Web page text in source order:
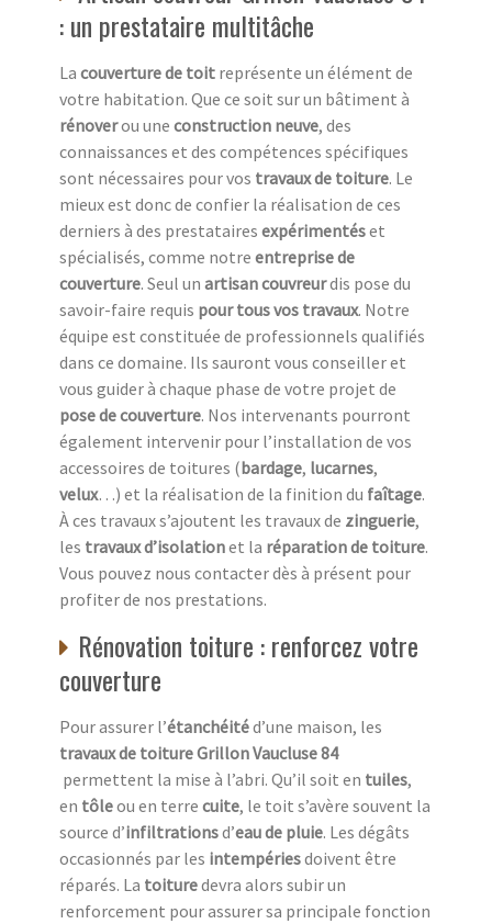
: un prestataire multitâche
La couverture de toit représente un élément de
votre habitation. Que ce soit sur un bâtiment à
rénoverou une construction neuve, des
connaissances et des compétences spécifiques
sont nécessaires pour vos travaux de toiture. Le
mieux est donc de confier la réalisation de ces
derniers à des prestataires expérimentéset
spécialisés, comme notre entreprise de
couverture. Seul un artisan couvreurdis pose du
savoir-faire requis pour tous vos travaux. Notre
équipe est constituée de professionnels qualifiés
dans ce domaine. Ils sauront vous conseiller et
vous guider à chaque phase de votre projet de
pose de couverture. Nos intervenants pourront
également intervenir pour l’installation de vos
accessoires de toitures (bardage, lucarnes,
velux…) et la réalisation de la finition du faîtage.
À ces travaux s’ajoutent les travaux de zinguerie,
les travaux d’isolationet la réparation de toiture.
Vous pouvez nous contacter dès à présent pour
profiter de nos prestations.
Rénovation toiture : renforcez votre
couverture
Pour assurer l’étanchéitéd’une maison, les
travaux de toitureGrillon Vaucluse 84
permettent la mise à l’abri. Qu’il soit en tuiles,
en tôleou en terre cuite, le toit s’avère souvent la
source d’infiltrationsd’eau de pluie. Les dégâts
occasionnés par les intempériesdoivent être
réparés. La toituredevra alors subir un
renforcement pour assurer sa principale fonction